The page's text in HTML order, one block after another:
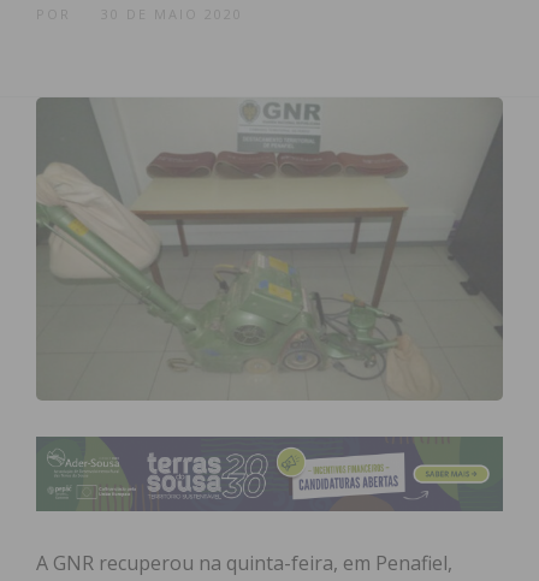
30 DE MAIO 2020
A GNR recuperou na quinta-feira, em Penafiel,